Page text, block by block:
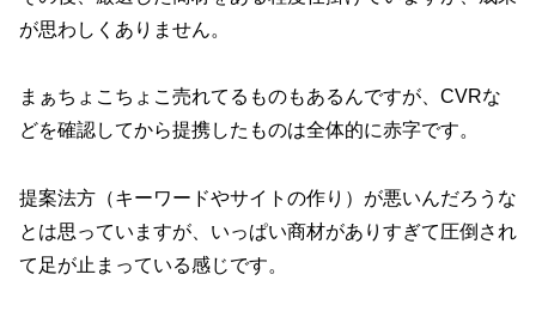
が思わしくありません。
まぁちょこちょこ売れてるものもあるんですが、CVRな
どを確認してから提携したものは全体的に赤字です。
提案法方（キーワードやサイトの作り）が悪いんだろうな
とは思っていますが、いっぱい商材がありすぎて圧倒され
て足が止まっている感じです。